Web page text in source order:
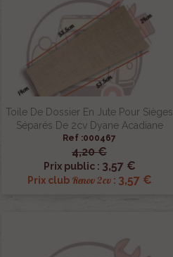
Toile De Dossier En Jute Pour Sièges
Séparés De 2cv Dyane Acadiane
Ref :000467
4,20 €
Prix public : 3,57 €
Prix club Renov 2cv: 3,57 €
 Aperçu rapide